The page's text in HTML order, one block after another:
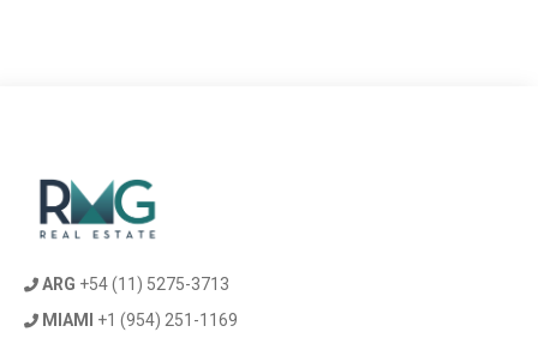
ARG +54 (11) 5275-3713
MIAMI
+1 (954) 251-1169